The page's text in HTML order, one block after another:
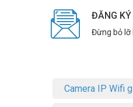
ĐĂNG KÝ
Đừng bỏ lỡ
Camera IP Wifi